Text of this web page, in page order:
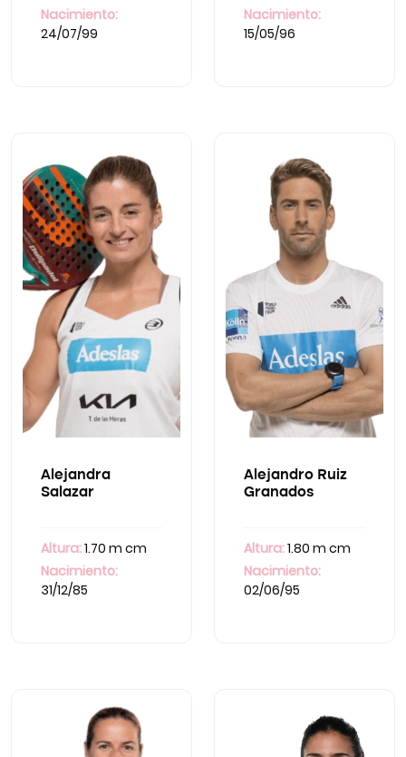
Nacimiento:
24/07/99
Nacimiento:
15/05/96
Alejandra
Salazar
Altura:1.70 m cm
Nacimiento:
31/12/85
Alejandro Ruiz
Granados
Altura:1.80 m cm
Nacimiento:
02/06/95